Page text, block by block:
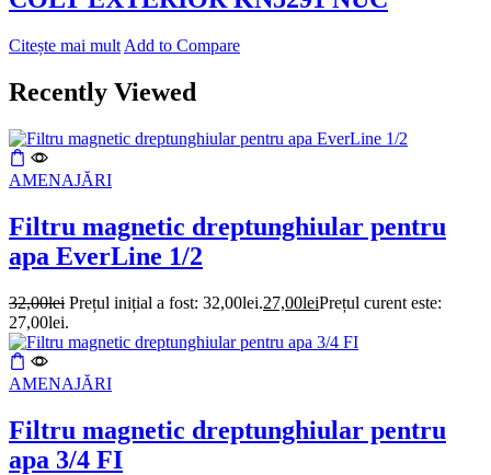
Citește mai mult Add to Compare
Recently Viewed
AMENAJĂRI
Filtru magnetic dreptunghiular pentru
apa EverLine 1/2
32,00lei Prețul inițial a fost: 32,00lei.27,00leiPrețul curent este:
27,00lei.
AMENAJĂRI
Filtru magnetic dreptunghiular pentru
apa 3/4 FI